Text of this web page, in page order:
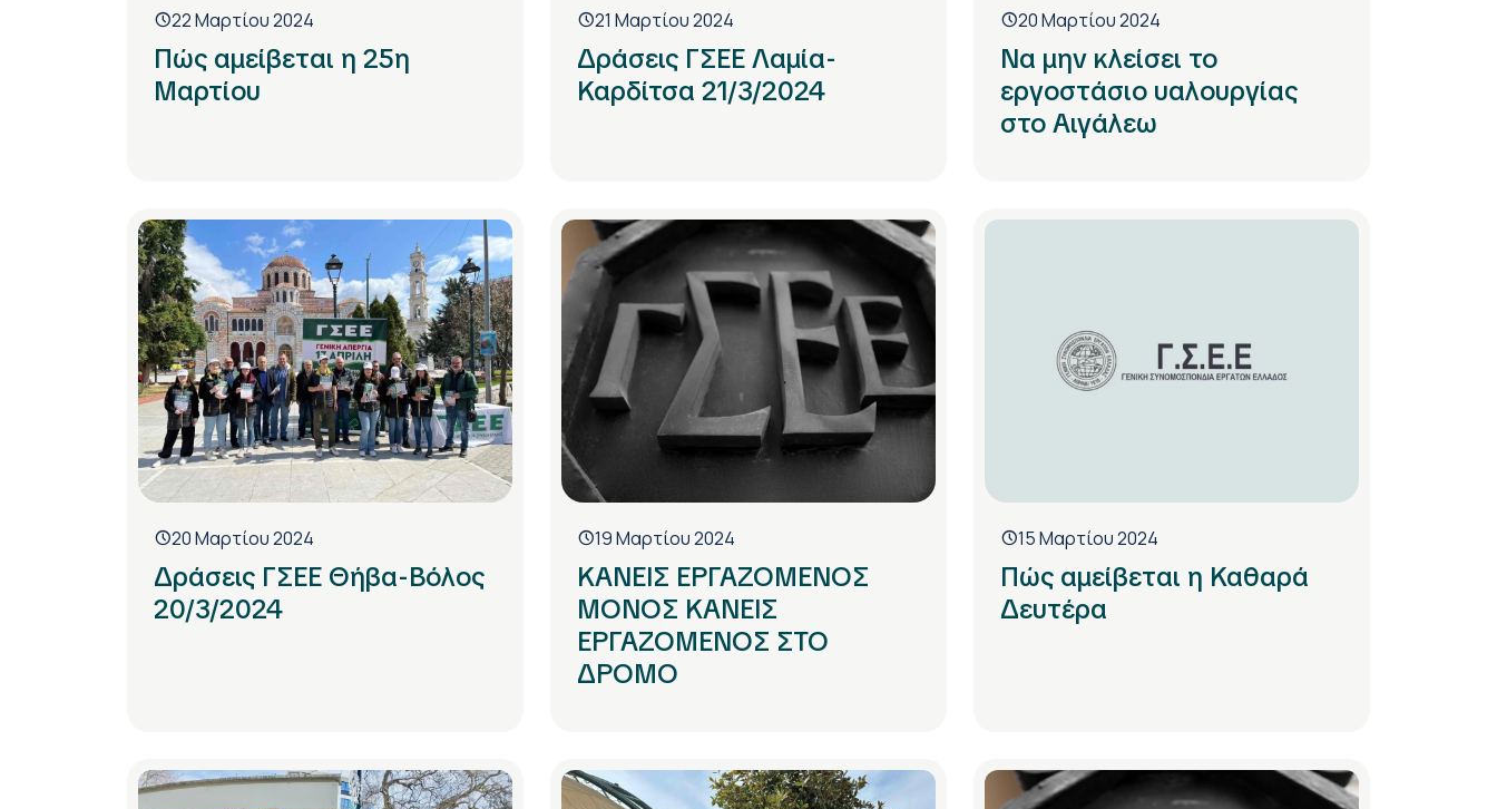
22 Μαρτίου 2024
Πώς αμείβεται η 25η
Μαρτίου
21 Μαρτίου 2024
Δράσεις ΓΣΕΕ Λαμία-
Καρδίτσα 21/3/2024
20 Μαρτίου 2024
Να μην κλείσει το
εργοστάσιο υαλουργίας
στο Αιγάλεω
20 Μαρτίου 2024
Δράσεις ΓΣΕΕ Θήβα-Βόλος
20/3/2024
19 Μαρτίου 2024
ΚΑΝΕΙΣ ΕΡΓΑΖΟΜΕΝΟΣ
ΜΟΝΟΣ ΚΑΝΕΙΣ
ΕΡΓΑΖΟΜΕΝΟΣ ΣΤΟ
ΔΡΟΜΟ
15 Μαρτίου 2024
Πώς αμείβεται η Καθαρά
Δευτέρα